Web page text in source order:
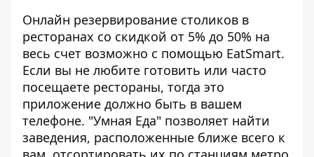
Онлайн резервирование столиков в
ресторанах со скидкой от 5% до 50% на
весь счет возможно с помощью EatSmart.
Если вы не любите готовить или часто
посещаете рестораны, тогда это
приложение должно быть в вашем
телефоне. "Умная Еда" позволяет найти
заведения, расположенные ближе всего к